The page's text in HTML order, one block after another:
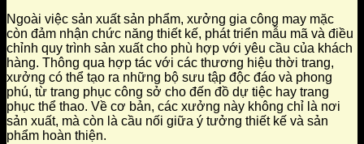
Ngoài việc sản xuất sản phẩm, xưởng gia công may mặc
còn đảm nhận chức năng thiết kế, phát triển mẫu mã và điều
chỉnh quy trình sản xuất cho phù hợp với yêu cầu của khách
hàng. Thông qua hợp tác với các thương hiệu thời trang,
xưởng có thể tạo ra những bộ sưu tập độc đáo và phong
phú, từ trang phục công sở cho đến đồ dự tiệc hay trang
phục thể thao. Về cơ bản, các xưởng này không chỉ là nơi
sản xuất, mà còn là cầu nối giữa ý tưởng thiết kế và sản
phẩm hoàn thiện.